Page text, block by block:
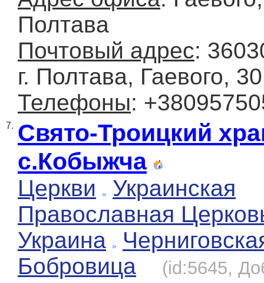
Полтава
Почтовый адрес:
г. Полтава, Гаевого, 30
Телефоны:
7. Свято-Троицкий
с.Кобыжча
Церкви
Украинская
Православная
Украина
Бобровица
(id:5645,